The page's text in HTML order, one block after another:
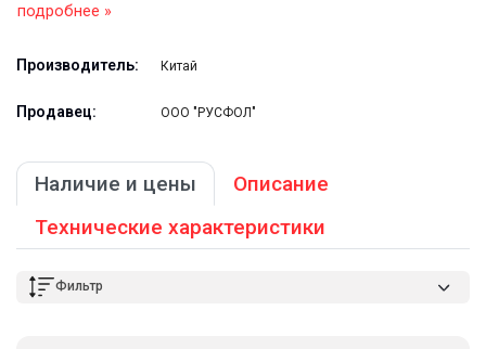
подробнее »
Производитель: Китай
Продавец: ООО "РУСФОЛ"
Наличие и цены
Описание
Технические характеристики
Фильтр